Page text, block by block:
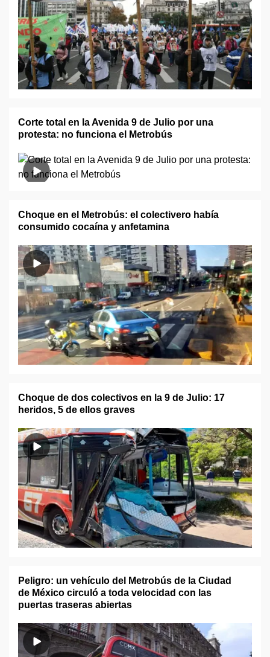
Corte total en la Avenida 9 de Julio por una
protesta: no funciona el Metrobús
Choque en el Metrobús: el colectivero había
consumido cocaína y anfetamina
Choque de dos colectivos en la 9 de Julio: 17
heridos, 5 de ellos graves
Peligro: un vehículo del Metrobús de la Ciudad
de México circuló a toda velocidad con las
puertas traseras abiertas